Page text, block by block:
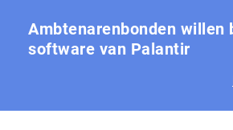
Ambtenarenbonden willen
software van Palantir